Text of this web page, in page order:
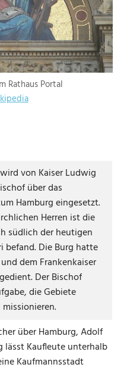
Rathaus Portal
wird von Kaiser Ludwig
über das
Hamburg eingesetzt.
Herren ist die
südlich der heutigen
befand. Die Burg hatte
dem Frankenkaiser
Der Bischof
die Gebiete
über Hamburg, Adolf
lässt Kaufleute unterhalb
Kaufmannsstadt